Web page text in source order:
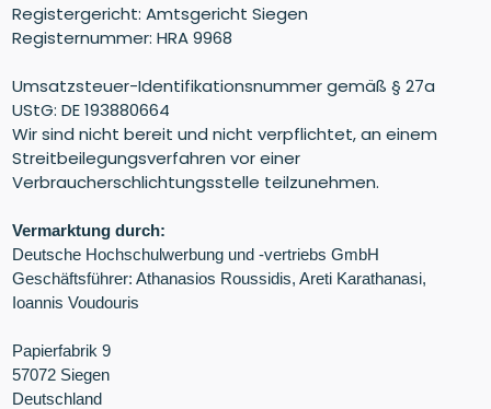
Registergericht: Amtsgericht Siegen
Registernummer: HRA 9968
Umsatzsteuer-Identifikationsnummer gemäß § 27a
UStG: DE 193880664
Wir sind nicht bereit und nicht verpflichtet, an einem
Streitbeilegungsverfahren vor einer
Verbraucherschlichtungsstelle teilzunehmen.
Vermarktung durch:
Deutsche Hochschulwerbung und -vertriebs GmbH
Geschäftsführer: Athanasios Roussidis, Areti Karathanasi,
Ioannis Voudouris
Papierfabrik 9
57072 Siegen
Deutschland